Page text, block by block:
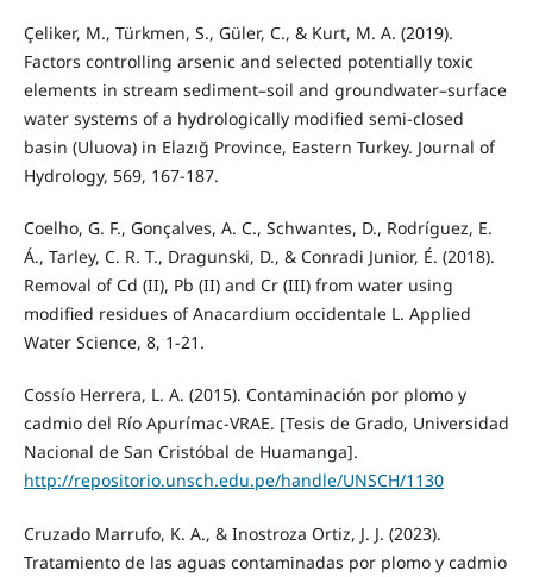
Çeliker, M., Türkmen, S., Güler, C., & Kurt, M. A. (2019).
Factors controlling arsenic and selected potentially toxic
elements in stream sediment–soil and groundwater–surface
water systems of a hydrologically modified semi-closed
basin (Uluova) in Elazığ Province, Eastern Turkey. Journal of
Hydrology, 569, 167-187.
Coelho, G. F., Gonçalves, A. C., Schwantes, D., Rodríguez, E.
Á., Tarley, C. R. T., Dragunski, D., & Conradi Junior, É. (2018).
Removal of Cd (II), Pb (II) and Cr (III) from water using
modified residues of Anacardium occidentale L. Applied
Water Science, 8, 1-21.
Cossío Herrera, L. A. (2015). Contaminación por plomo y
cadmio del Río Apurímac-VRAE. [Tesis de Grado, Universidad
Nacional de San Cristóbal de Huamanga].
http://repositorio.unsch.edu.pe/handle/UNSCH/1130
Cruzado Marrufo, K. A., & Inostroza Ortiz, J. J. (2023).
Tratamiento de las aguas contaminadas por plomo y cadmio